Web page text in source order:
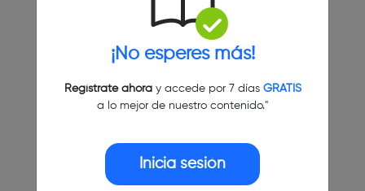
¡No esperes más!
Regístrate ahoray accede por 7 días GRATIS
a lo mejor de nuestro contenido."
Inicia sesión